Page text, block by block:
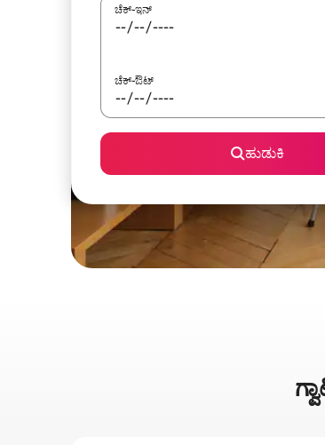
ಚೆಕ್-ಇನ್
ಚೆಕ್-ಔಟ್
ಹುಡುಕಿ